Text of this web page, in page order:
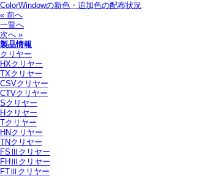
ColorWindowの新色・追加色の配布状況
« 前へ
一覧へ
次へ »
製品情報
クリヤー
HXクリヤー
TXクリヤー
CSVクリヤー
CTVクリヤー
Sクリヤー
Hクリヤー
Tクリヤー
HNクリヤー
TNクリヤー
FSⅢクリヤー
FHⅢクリヤー
FTⅢクリヤー